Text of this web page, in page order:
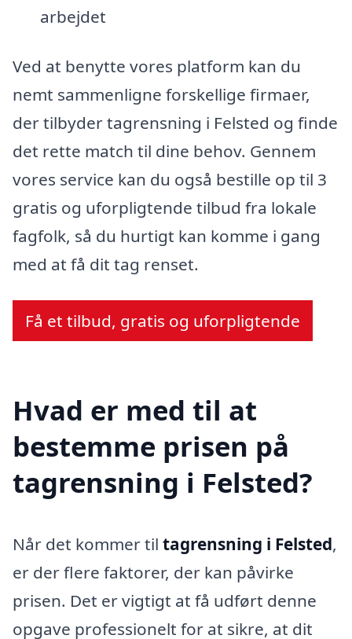
arbejdet
Ved at benytte vores platform kan du
nemt sammenligne forskellige firmaer,
der tilbyder tagrensning i Felsted og finde
det rette match til dine behov. Gennem
vores service kan du også bestille op til 3
gratis og uforpligtende tilbud fra lokale
fagfolk, så du hurtigt kan komme i gang
med at få dit tag renset.
Få et tilbud, gratis og uforpligtende
Hvad er med til at
bestemme prisen på
tagrensning i Felsted?
Når det kommer til tagrensning i Felsted,
er der flere faktorer, der kan påvirke
prisen. Det er vigtigt at få udført denne
opgave professionelt for at sikre, at dit